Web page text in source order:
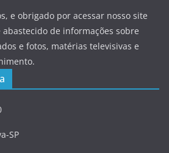
e obrigado por acessar nosso site
de informações sobre
e fotos, matérias televisivas e
SP